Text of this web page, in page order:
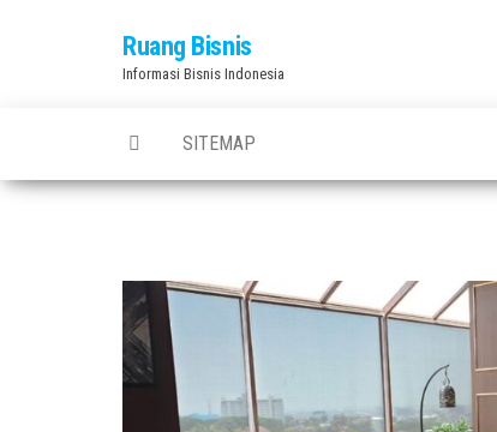
Ruang Bisnis
Informasi Bisnis Indonesia
SITEMAP